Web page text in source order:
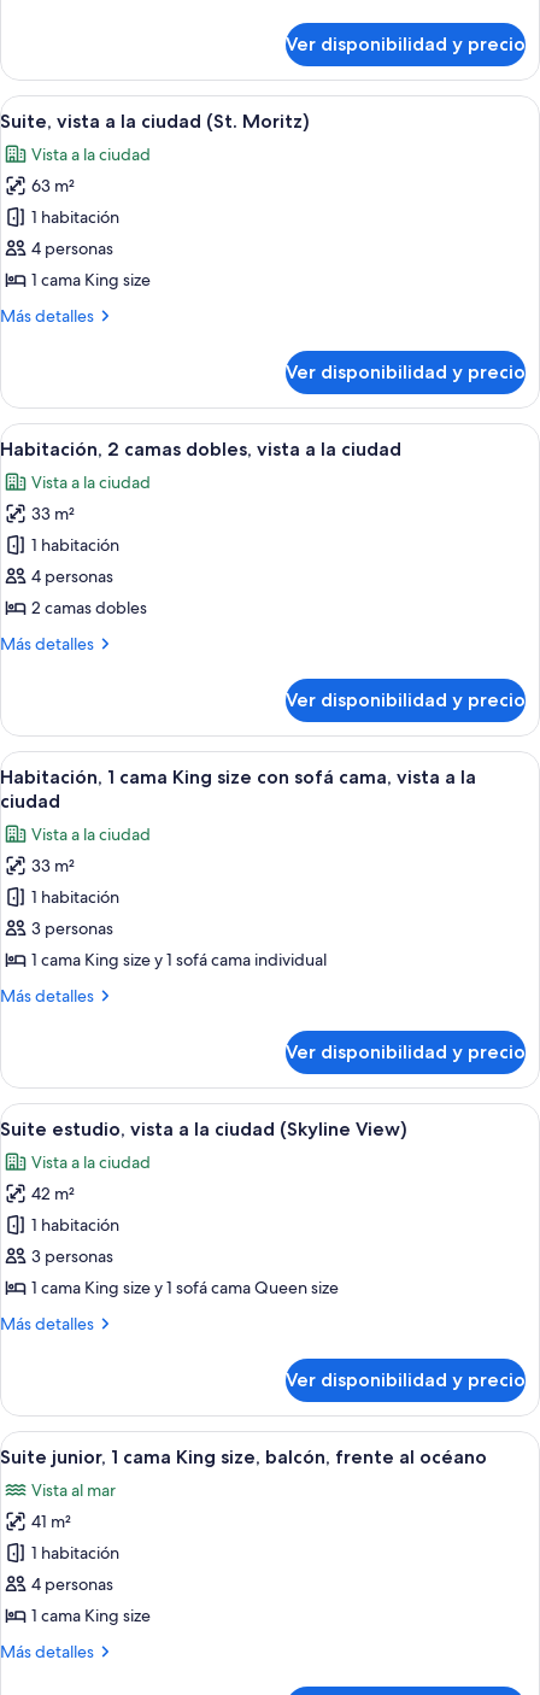
sofá
cama,
vista
a
la
ciudad
(Skyline
View)
1
cama
King
con
sofá
cama,
vista
a
la
ciudad
(Skyline
Ver disponibilidad y precio
Ver
todas
las
fotos
de
Suite,
vista
la
Moritz)
1 habitación, ropa de cama de alta
5
Suite, vista a la ciudad (St. Moritz)
Vista a la ciudad
63 m²
1 habitación
4 personas
1 cama King size
Más detalles
Más
vista
la
(St.
Moritz)
Ver disponibilidad y precio
Ver
todas
las
fotos
de
Habitación,
2
dobles,
la
ciudad
Salas de tratamiento para parejas,
9
Habitación, 2 camas dobles, vista a la ciudad
Vista a la ciudad
33 m²
1 habitación
4 personas
2 camas dobles
Más detalles
Más
2
camas
dobles,
vista
la
ciudad
Ver disponibilidad y precio
Ver
todas
las
fotos
de
Habitación,
1
cama
King
sofá
cama,
vista
a
la
ciudad
1 habitación, ropa de cama de alta
10
Habitación, 1 cama King size con sofá cama, vista a la
ciudad
Vista a la ciudad
33 m²
1 habitación
3 personas
1 cama King size y 1 sofá cama individual
Más detalles
Más
1
cama
King
con
sofá
cama,
vista
a
la
ciudad
Ver disponibilidad y precio
Ver
todas
las
fotos
de
Suite
estudio,
a
(Skyline
View)
Una habitación de hotel moderna
7
Suite estudio, vista a la ciudad (Skyline View)
Vista a la ciudad
42 m²
1 habitación
3 personas
1 cama King size y 1 sofá cama Queen size
Más detalles
Más
estudio,
vista
a
ciudad
(Skyline
View)
Ver disponibilidad y precio
Ver
todas
las
fotos
de
Suite
junior,
cama
Habitación de hotel con una cama
7
Suite junior, 1 cama King size, balcón, frente al océano
Vista al mar
41 m²
1 habitación
4 personas
1 cama King size
Más detalles
Más